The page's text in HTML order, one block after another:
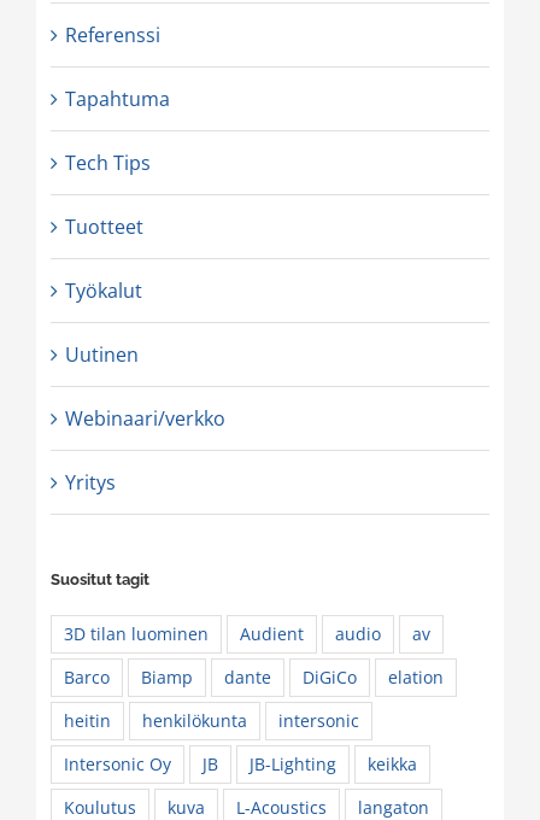
Referenssi
Tapahtuma
Tech Tips
Tuotteet
Työkalut
Uutinen
Webinaari/verkko
Yritys
Suositut tagit
3D tilan luominen Audient audio
av
Barco
Biamp dante DiGiCo
elation
heitin
henkilökunta
intersonic
Intersonic Oy
JB JB-Lighting
keikka
Koulutus
kuva L-Acoustics
langaton